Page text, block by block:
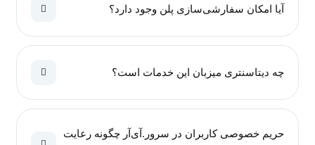
آیا امکان سفارشی‌سازی پلن وجود دارد؟
چه دیتاسنتری میزبان این خدمات است؟
حریم خصوصی کاربران در سرور.آی‌آر چگونه رعایت